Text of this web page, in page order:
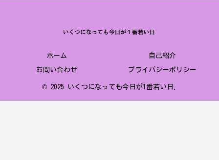
ホーム 自己紹介
お問い合わせ プライバシーポリシー
© 2025 いくつになっても今日が1番若い日.